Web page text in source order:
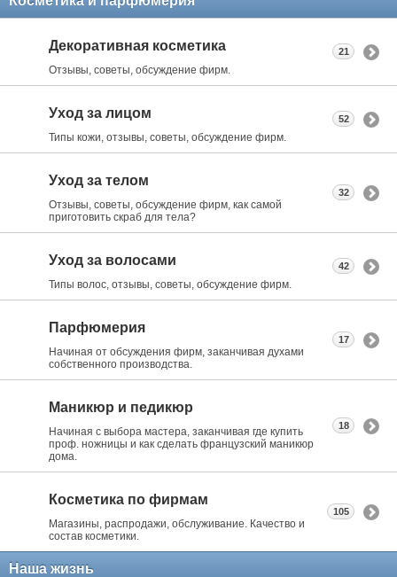
Декоративная косметика
Отзывы, советы, обсуждение фирм.
21
Уход за лицом
Типы кожи, отзывы, советы, обсуждение фирм.
52
Уход за телом
Отзывы, советы, обсуждение фирм, как самой
приготовить скраб для тела?
32
Уход за волосами
Типы волос, отзывы, советы, обсуждение фирм.
42
Парфюмерия
Начиная от обсуждения фирм, заканчивая духами
собственного производства.
17
Маникюр и педикюр
Начиная с выбора мастера, заканчивая где купить
проф. ножницы и как сделать французский маникюр
дома.
18
Косметика по фирмам
Магазины, распродажи, обслуживание. Качество и
состав косметики.
105
Наша жизнь